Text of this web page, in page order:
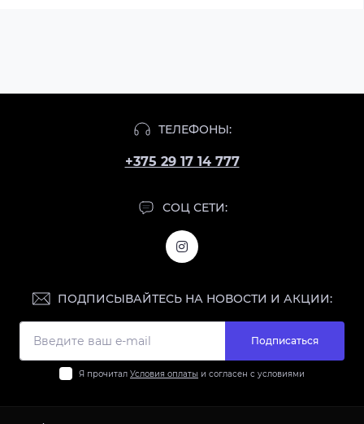
ТЕЛЕФОНЫ:
+375 29 17 14 777
СОЦ СЕТИ:
ПОДПИСЫВАЙТЕСЬ НА НОВОСТИ И АКЦИИ:
Подписаться
Я прочитал Условия оплаты и согласен с условиями